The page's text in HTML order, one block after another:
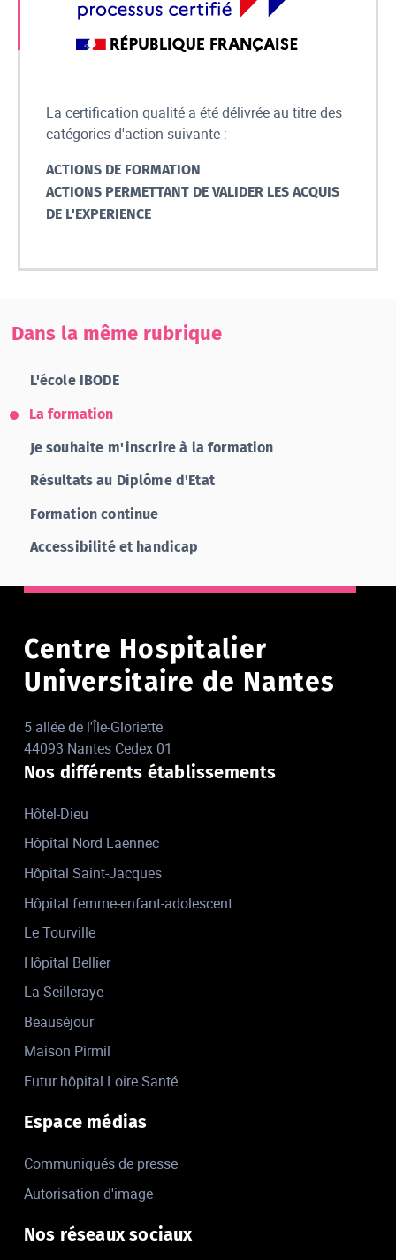
La certification qualité a été délivrée au titre des
catégories d'action suivante :
ACTIONS DE FORMATION
ACTIONS PERMETTANT DE VALIDER LES ACQUIS
DE L'EXPERIENCE
Dans la même rubrique
L'école IBODE
La formation
Je souhaite m'inscrire à la formation
Résultats au Diplôme d'Etat
Formation continue
Accessibilité et handicap
Centre Hospitalier
Universitaire de Nantes
5 allée de l'Île-Gloriette
44093 Nantes Cedex 01
Nos différents établissements
Hôtel-Dieu
Hôpital Nord Laennec
Hôpital Saint-Jacques
Hôpital femme-enfant-adolescent
Le Tourville
Hôpital Bellier
La Seilleraye
Beauséjour
Maison Pirmil
Futur hôpital Loire Santé
Espace médias
Communiqués de presse
Autorisation d'image
Nos réseaux sociaux